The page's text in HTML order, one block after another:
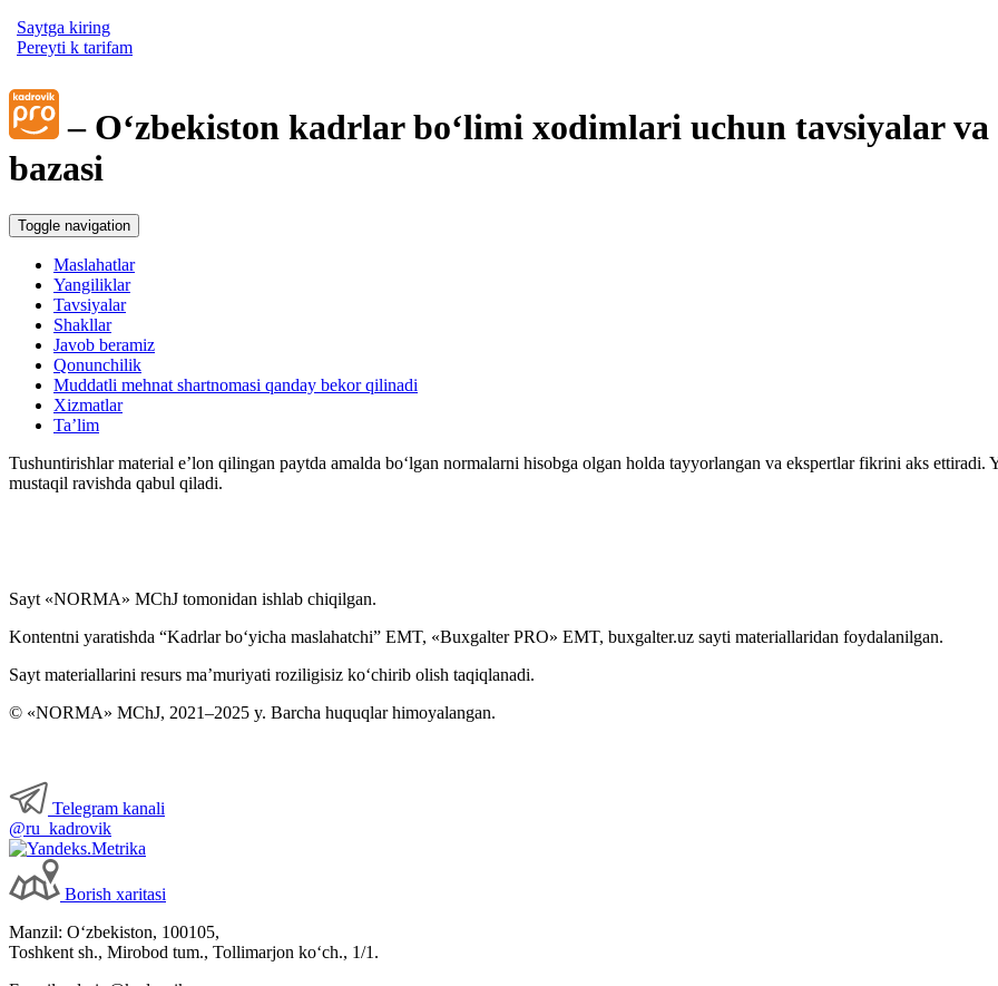
Saytga kiring
Pereyti k tarifam
– Oʻzbekiston kadrlar boʻlimi хodimlari uchun tavsiyalar
bazasi
Toggle navigation
Maslahatlar
Yangiliklar
Tavsiyalar
Shakllar
Javob beramiz
Qonunchilik
Muddatli mehnat shartnomasi qanday bekor qilinadi
Xizmatlar
Ta’lim
Tushuntirishlar material e’lon qilingan paytda amalda boʻlgan normalarni hisobga olgan holda tayyorlangan va ekspertlar fikrini aks
mustaqil ravishda qabul qiladi.
Sayt «NORMA» MChJ tomonidan ishlab chiqilgan.
Kontentni yaratishda “Kadrlar boʻyicha maslahatchi” EMT, «Buxgalter PRO» EMT, buxgalter.uz sayti materiallaridan foydalanilgan.
Sayt materiallarini resurs ma’muriyati roziligisiz koʻchirib olish taqiqlanadi.
© «NORMA» MChJ, 2021–2025 y. Barcha huquqlar himoyalangan.
Telegram kanali
@ru_kadrovik
Borish хaritasi
Manzil: Oʻzbekiston, 100105,
Toshkent sh., Mirobod tum., Tollimarjon koʻch., 1/1.